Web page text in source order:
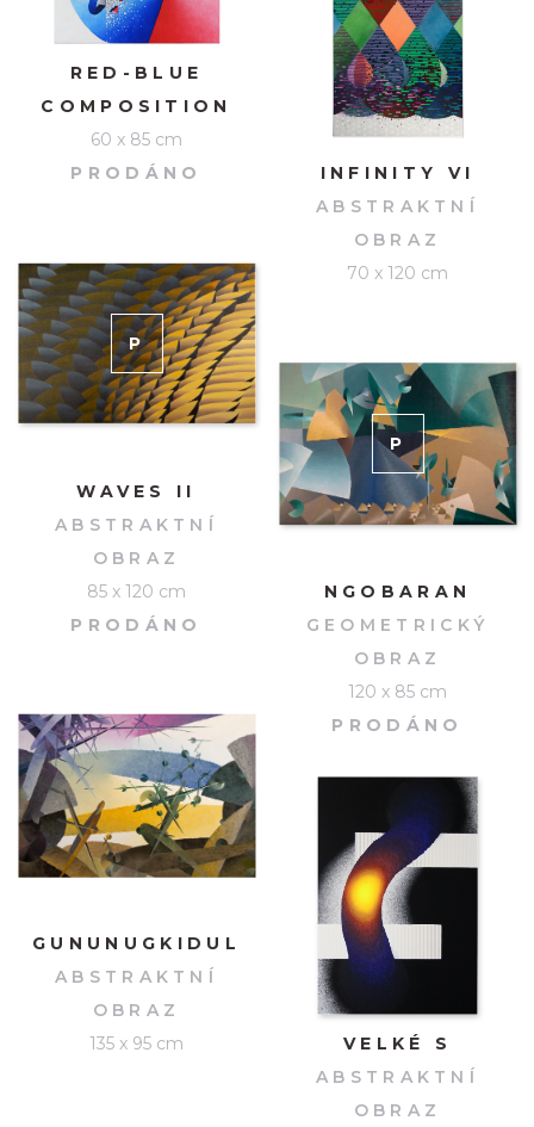
RED-BLUE
COMPOSITION
60 x 85 cm
PRODÁNO
PRODÁNO
WAVES II
ABSTRAKTNÍ
OBRAZ
85 x 120 cm
PRODÁNO
GUNUNUGKIDUL
ABSTRAKTNÍ
OBRAZ
135 x 95 cm
INFINITY VI
ABSTRAKTNÍ
OBRAZ
70 x 120 cm
P RODÁNO
NGOBARAN
GEOMETRICKÝ
OBRAZ
120 x 85 cm
PRODÁNO
VELKÉ S
ABSTRAKTNÍ
OBRAZ